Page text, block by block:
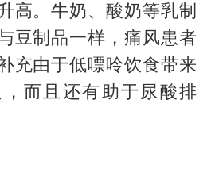
高。牛奶、酸奶等乳制
豆制品一样，痛风患者
充由于低嘌呤饮食带来
而且还有助于尿酸排